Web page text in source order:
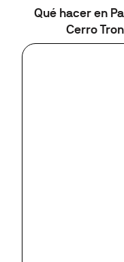
Qué hacer en
Cerro